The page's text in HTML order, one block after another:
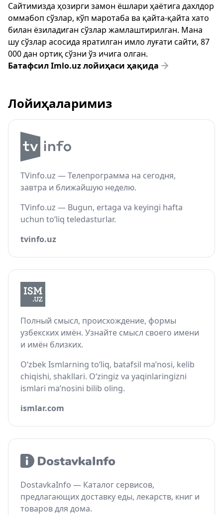
Сайтимизда ҳозирги замон ёшлари ҳаётига дахлдор
оммабоп сўзлар, кўп маротаба ва қайта-қайта хато
билан ёзиладиган сўзлар жамлаштирилган. Мана
шу сўзлар асосида яратилган имло луғати сайти, 87
000 дан ортиқ сўзни ўз ичига олган.
Батафсил Imlo.uz лойиҳаси ҳақида
Лойиҳаларимиз
TVinfo.uz — Телепрограмма на сегодня,
завтра и ближайшую неделю.
TVinfo.uz — Bugun, ertaga va keyingi hafta
uchun to‘liq teledasturlar.
tvinfo.uz
Полный смысл, происхождение, формы
узбекских имён. Узнайте смысл своего имени
и имён близких.
O‘zbek Ismlarning to‘liq, batafsil ma’nosi, kelib
chiqishi, shakllari. O‘zingiz va yaqinlaringizni
ismlari ma’nosini bilib oling.
ismlar.com
DostavkaInfo — Каталог сервисов,
предлагающих доставку еды, лекарств, книг и
товаров для дома.